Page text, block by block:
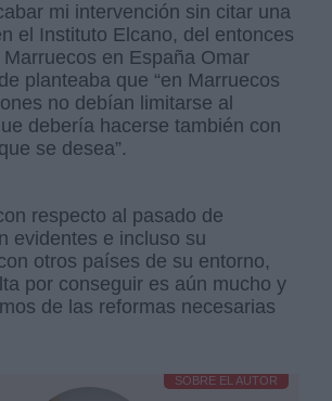
mi intervención sin citar una
el Instituto Elcano, del entonces
en España Omar
planteaba que “en Marruecos
no debían limitarse al
debería hacerse también con
se desea”.
respecto al pasado de
evidentes e incluso su
otros países de su entorno,
por conseguir es aún mucho y
de las reformas necesarias
SOBRE EL AUTOR